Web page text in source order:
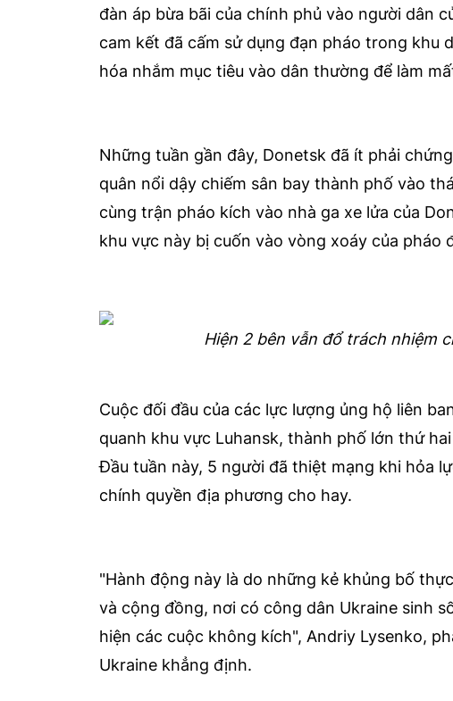
đàn áp bừa bãi của chính phủ vào người dân
cam kết đã cấm sử dụng đạn pháo trong khu
hóa nhắm mục tiêu vào dân thường để làm
Những tuần gần đây, Donetsk đã ít phải
quân nổi dậy chiếm sân bay thành phố vào
cùng trận pháo kích vào nhà ga xe lửa của
khu vực này bị cuốn vào vòng xoáy của pháo
Hiện 2 bên vẫn đổ trách nhiệm
Cuộc đối đầu của các lực lượng ủng hộ liên
quanh khu vực Luhansk, thành phố lớn thứ
Đầu tuần này, 5 người đã thiệt mạng khi hỏa
chính quyền địa phương cho hay.
"Hành động này là do những kẻ khủng bố
và cộng đồng, nơi có công dân Ukraine sinh
hiện các cuộc không kích", Andriy Lysenko,
Ukraine khẳng định.